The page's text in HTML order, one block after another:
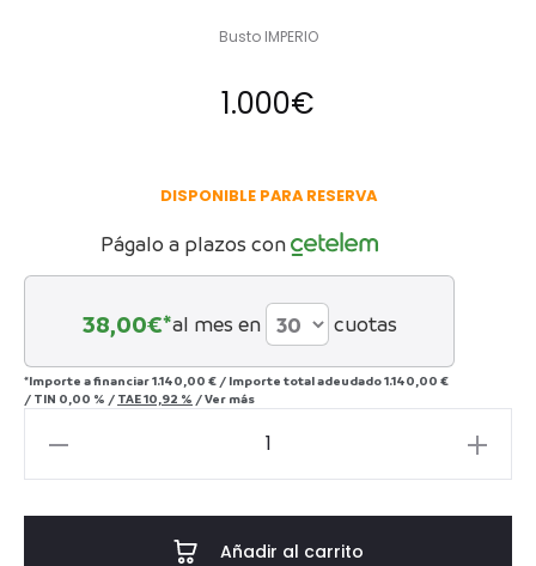
Busto IMPERIO
1.000€
DISPONIBLE PARA RESERVA
Págalo a plazos con
38,00€*al mes en cuotas
*Importe a financiar1.140,00 € / Importe total adeudado1.140,00 €
/ TIN 0,00 % / TAE10,92 % /Ver más
Añadir al carrito